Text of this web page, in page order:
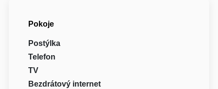
Pokoje
Postýlka
Telefon
TV
Bezdrátový internet